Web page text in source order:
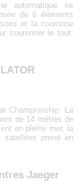
automatique se
de 6 éléments
et la couronne
couronner le tout;
Championship. La
de 14 mètres de
en pleine mer, la
satellites prend en
Jaeger